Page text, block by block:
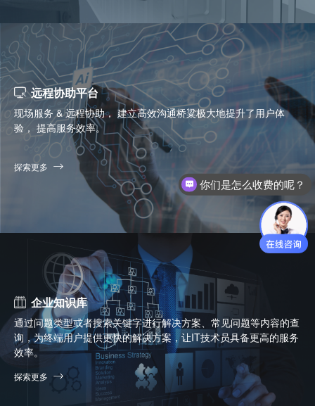
远程协助平台
现场服务 & 远程协助， 建立高效沟通桥粱极大地提升了用户体
验， 提高服务效率。
探索更多
企业知识库
通过问题类型或者搜索关键字进行解决方案、常见问题等内容的查
询，为终端用户提供更快的解决方案，让IT技术员具备更高的服务
效率。
探索更多
现在有优惠活动么？